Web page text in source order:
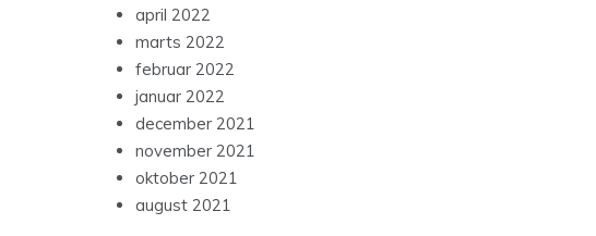
april 2022
marts 2022
februar 2022
januar 2022
december 2021
november 2021
oktober 2021
august 2021